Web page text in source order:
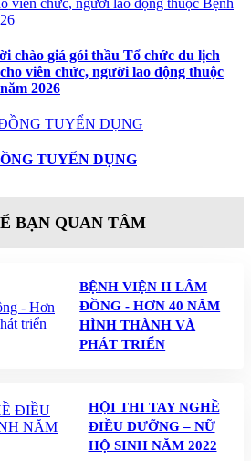
chào giá gói thầu Tổ chức du lịch
viên chức, người lao động thuộc
2026
TUYỂN DỤNG
BẠN QUAN TÂM
BỆNH VIỆN II LÂM
ĐỒNG - HƠN 40 NĂM
HÌNH THÀNH VÀ
PHÁT TRIỂN
HỘI THI TAY NGHỀ
ĐIỀU DƯỠNG – NỮ
HỘ SINH NĂM 2022